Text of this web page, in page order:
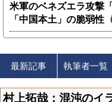
米軍のベネズエラ攻撃
「中国本土」の脆弱性
最新記事 執筆者一覧
村上拓哉：混沌のイ